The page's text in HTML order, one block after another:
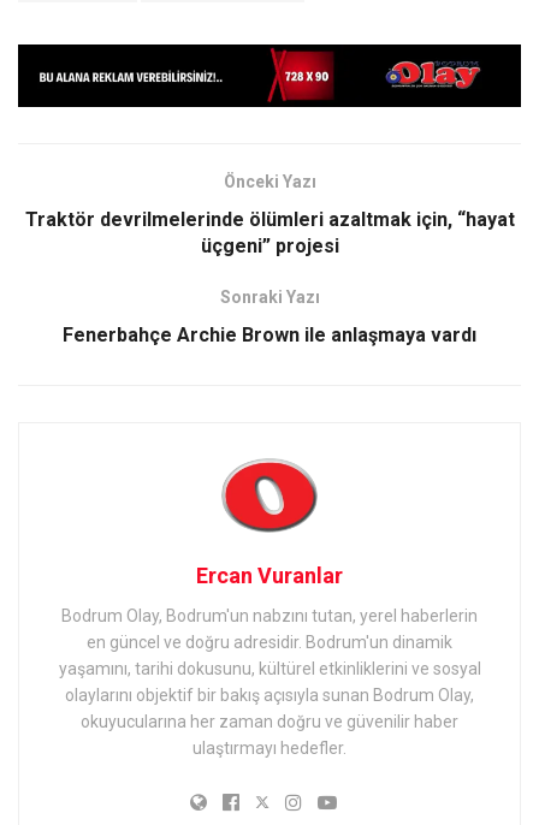
Önceki Yazı
Traktör devrilmelerinde ölümleri azaltmak için, “hayat
üçgeni” projesi
Sonraki Yazı
Fenerbahçe Archie Brown ile anlaşmaya vardı
Ercan Vuranlar
Bodrum Olay, Bodrum'un nabzını tutan, yerel haberlerin
en güncel ve doğru adresidir. Bodrum'un dinamik
yaşamını, tarihi dokusunu, kültürel etkinliklerini ve sosyal
olaylarını objektif bir bakış açısıyla sunan Bodrum Olay,
okuyucularına her zaman doğru ve güvenilir haber
ulaştırmayı hedefler.